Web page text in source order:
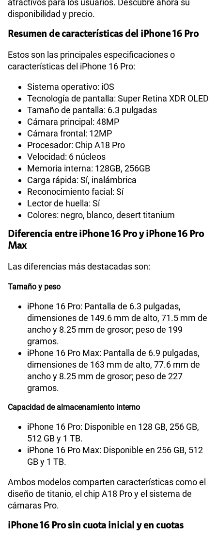
atractivos para los usuarios. Descubre ahora su
disponibilidad y precio.
Resumen de características del iPhone 16 Pro
Estos son las principales especificaciones o
características del iPhone 16 Pro:
Sistema operativo: iOS
Tecnología de pantalla: Super Retina XDR OLED
Tamaño de pantalla: 6.3 pulgadas
Cámara principal: 48MP
Cámara frontal: 12MP
Procesador: Chip A18 Pro
Velocidad: 6 núcleos
Memoria interna: 128GB, 256GB
Carga rápida: Sí, inalámbrica
Reconocimiento facial: Sí
Lector de huella: Sí
Colores: negro, blanco, desert titanium
Diferencia entre iPhone 16 Pro y iPhone 16 Pro
Max
Las diferencias más destacadas son:
Tamaño y peso
iPhone 16 Pro: Pantalla de 6.3 pulgadas,
dimensiones de 149.6 mm de alto, 71.5 mm de
ancho y 8.25 mm de grosor; peso de 199
gramos.
iPhone 16 Pro Max: Pantalla de 6.9 pulgadas,
dimensiones de 163 mm de alto, 77.6 mm de
ancho y 8.25 mm de grosor; peso de 227
gramos.
Capacidad de almacenamiento interno
iPhone 16 Pro: Disponible en 128 GB, 256 GB,
512 GB y 1 TB.
iPhone 16 Pro Max: Disponible en 256 GB, 512
GB y 1 TB.
Ambos modelos comparten características como el
diseño de titanio, el chip A18 Pro y el sistema de
cámaras Pro.
iPhone 16 Pro sin cuota inicial y en cuotas